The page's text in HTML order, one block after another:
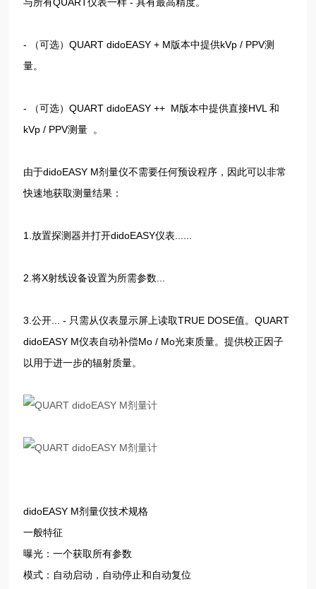
- （可选）QUART didoEASY + M版本中提供kVp / PPV测
量。
- （可选）QUART didoEASY ++ M版本中提供直接HVL 和
kVp / PPV测量 。
由于didoEASY M剂量仪不需要任何预设程序，因此可以非常
快速地获取测量结果：
1.放置探测器并打开didoEASY仪表......
2.将X射线设备设置为所需参数...
3.公开... - 只需从仪表显示屏上读取TRUE DOSE值。QUART
didoEASY M仪表自动补偿Mo / Mo光束质量。提供校正因子
以用于进一步的辐射质量。
didoEASY M剂量仪技术规格
一般特征
曝光：一个获取所有参数
模式：自动启动，自动停止和自动复位